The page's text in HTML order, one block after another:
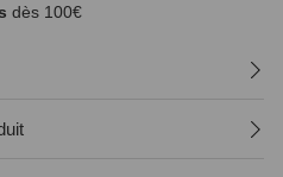
dès 100€